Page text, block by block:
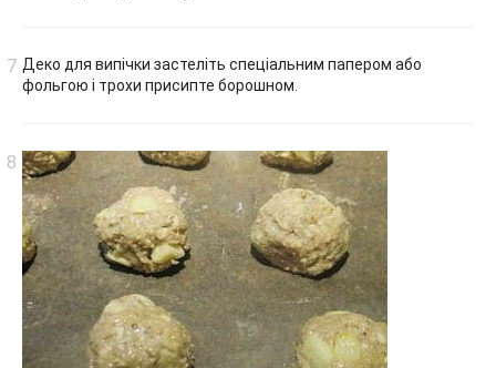
Деко для випічки застеліть спеціальним папером або
фольгою і трохи присипте борошном.